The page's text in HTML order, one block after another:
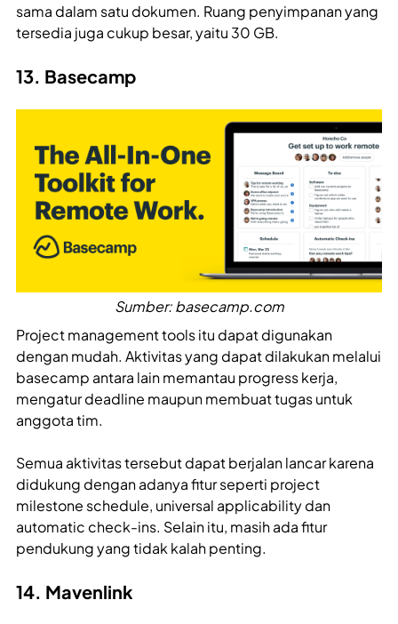
sama dalam satu dokumen. Ruang penyimpanan yang
tersedia juga cukup besar, yaitu 30 GB.
13. Basecamp
Sumber: basecamp.com
Project management tools itu dapat digunakan
dengan mudah. Aktivitas yang dapat dilakukan melalui
basecamp antara lain memantau progress kerja,
mengatur deadline maupun membuat tugas untuk
anggota tim.
Semua aktivitas tersebut dapat berjalan lancar karena
didukung dengan adanya fitur seperti project
milestone schedule, universal applicability dan
automatic check-ins. Selain itu, masih ada fitur
pendukung yang tidak kalah penting.
14. Mavenlink